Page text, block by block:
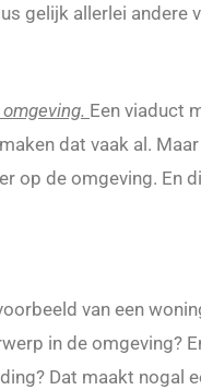
gelijk allerlei andere
Een viaduct
dat vaak al.
op de omgeving. En
van een
in de omgeving?
Dat maakt nogal